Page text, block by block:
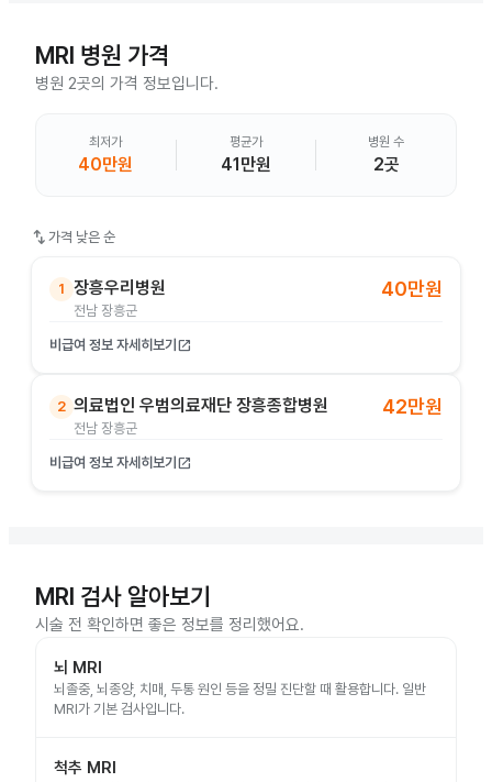
MRI 병원 가격
병원 2곳의 가격 정보입니다.
최저가
40만원
평균가
41만원
병원 수
2곳
swap_vert 가격 낮은 순
1 장흥우리병원
전남 장흥군
40만원
비급여 정보 자세히보기 open_in_new
2 의료법인 우범의료재단 장흥종합병원
전남 장흥군
42만원
비급여 정보 자세히보기 open_in_new
MRI 검사 알아보기
시술 전 확인하면 좋은 정보를 정리했어요.
뇌 MRI
뇌졸중, 뇌종양, 치매, 두통 원인 등을 정밀 진단할 때 활용합니다. 일반
MRI가 기본 검사입니다.
척추 MRI